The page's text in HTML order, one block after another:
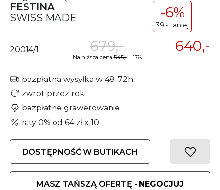
FESTINA
SWISS MADE
-6%
39,- taniej
20014/1 640,-
679,-
Najniższa cena545,-17%
bezpłatna wysyłka w 48-72h
zwrot przez rok
bezpłatne grawerowanie
raty 0% od 64 złx 10
DOSTĘPNOŚĆ W BUTIKACH
MASZ TAŃSZĄ OFERTĘ - NEGOCJUJ